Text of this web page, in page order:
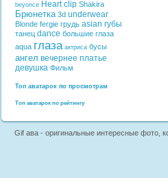
beyonce Heart clip Shakira
Брюнетка 3d underwear
Blonde fergie грудь asian губы
танец dance большие глаза
aqua глаза актриса бусы
ангел вечернее платье
девушка Фильм
Топ аватарок по просмотрам
Топ аватарок по рейтингу
Gif ава - оригинальные интересные фото,